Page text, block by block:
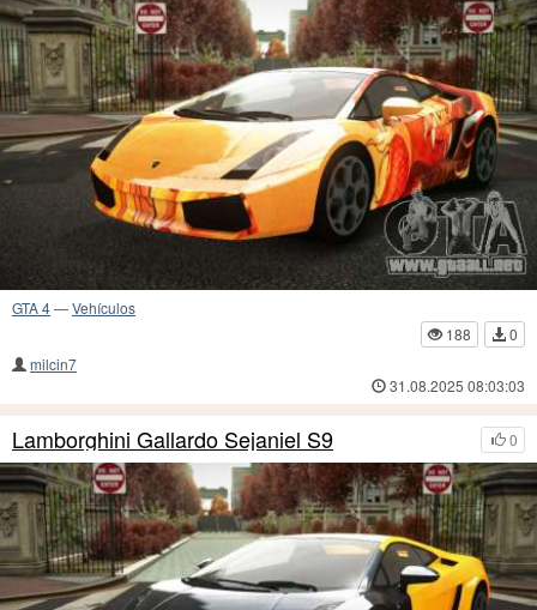
GTA 4—Vehículos
188
0
milcin7
31.08.2025 08:03:03
0
Lamborghini Gallardo Sejaniel S9